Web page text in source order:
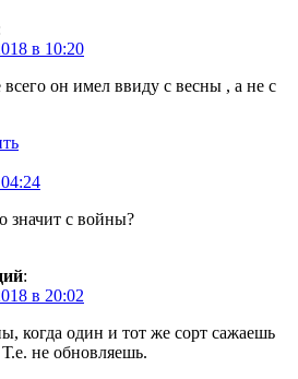
в 10:20
всего он имел ввиду с весны , а не с
значит с войны?
:
в 20:02
когда один и тот же сорт сажаешь
Т.е. не обновляешь.